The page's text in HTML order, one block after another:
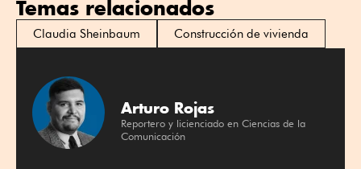
Temas relacionados
Claudia Sheinbaum Construcción de vivienda
Arturo Rojas
Reportero y licienciado en Ciencias de la
Comunicación